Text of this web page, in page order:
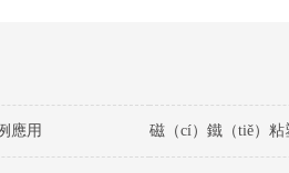
應用 磁（cí）鐵（tiě）